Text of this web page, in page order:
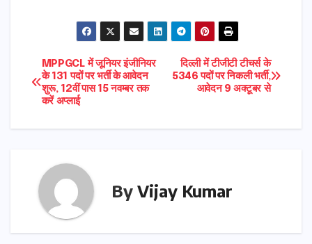
Post
navigation
दिल्ली में टीजीटी टीचर्स के
5346 पदों पर निकली भर्ती,
आवेदन 9 अक्टूबर से
MPPGCL में जूनियर इंजीनियर
के 131 पदों पर भर्ती के आवेदन
शुरू, 12वीं पास 15 नवम्बर तक
करें अप्लाई
By Vijay Kumar